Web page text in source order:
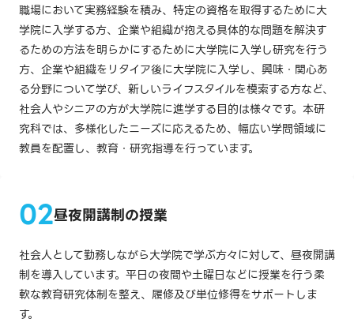
や組織をリタイア後に大学院に入学し、興味・関心ある分野につい
てより高度な知識・理論を学び、新しいライフスタイルを模索する
パターンなど、大学院への進学目的も多様になってきました。
経営学研究科では、これらの高度に多様化した社会的ニーズに応え
るべく経営学・経営史・商学・管理工学・会計学・産業社会・経
営文化等の学問領域に教員を配置し、院生の教育・研究指導を行
っています。
てきた院生、ビジネスの第一線で活躍されている社会人、あるいは
での研究活動を支援しています。
職場において実務経験を積み、特定の資格を取得するために大
学院に入学する方、企業や組織が抱える具体的な問題を解決す
るための方法を明らかにするために大学院に入学し研究を行う
方、企業や組織をリタイア後に大学院に入学し、興味・関心あ
る分野について学び、新しいライフスタイルを模索する方など、
社会人やシニアの方が大学院に進学する目的は様々です。本研
究科では、多様化したニーズに応えるため、幅広い学問領域に
教員を配置し、教育・研究指導を行っています。
昼夜開講制の授業
社会人として勤務しながら大学院で学ぶ方々に対して、昼夜開講
制を導入しています。平日の夜間や土曜日などに授業を行う柔
軟な教育研究体制を整え、履修及び単位修得をサポートしま
す。